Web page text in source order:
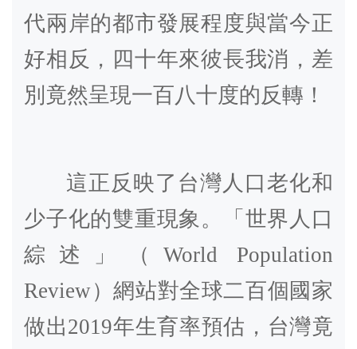
代兩岸的都市發展程度與當今正
好相反，四十年來彼長我消，差
別竟然呈現一百八十度的反轉！
這正反映了台灣人口老化和
少子化的雙重現象。「世界人口
綜述」（World Population
Review）網站對全球二百個國家
做出2019年生育率預估，台灣竟